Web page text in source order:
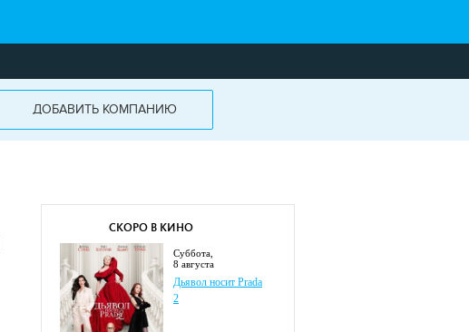
ДОБАВИТЬ КОМПАНИЮ
СКОРО В КИНО
суббота,
8 августа
Дьявол носит Prada
2